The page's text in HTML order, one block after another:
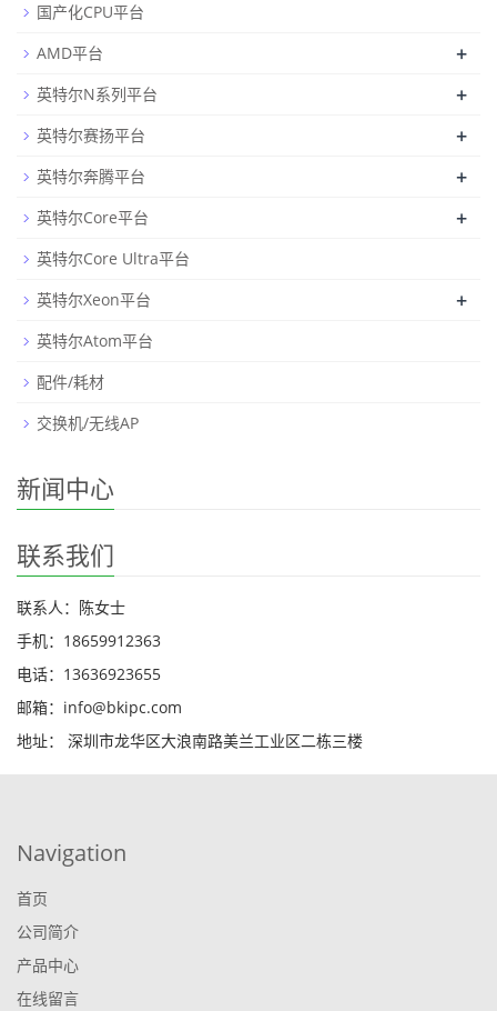
国产化CPU平台
AMD平台
+
英特尔N系列平台 +
英特尔赛扬平台 +
英特尔奔腾平台 +
英特尔Core平台 +
英特尔Core Ultra平台
英特尔Xeon平台
+
英特尔Atom平台
配件/耗材
交换机/无线AP
新闻中心
联系我们
联系人：陈女士
手机：18659912363
电话：13636923655
邮箱：info@bkipc.com
地址： 深圳市龙华区大浪南路美兰工业区二栋三楼
Navigation
首页
公司简介
产品中心
在线留言